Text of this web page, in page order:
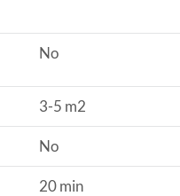
No
3-5 m2
No
20 min